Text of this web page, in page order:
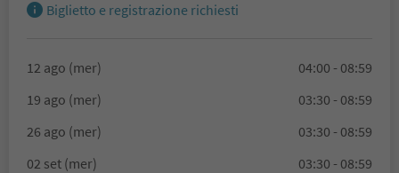
Biglietto e registrazione richiesti
12 ago (mer)
04:00 - 08:59
19 ago (mer)
03:30 - 08:59
26 ago (mer)
03:30 - 08:59
02 set (mer)
03:30 - 08:59